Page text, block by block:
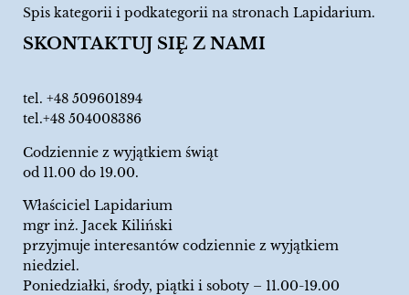
Spis kategorii i podkategorii na stronach Lapidarium.
SKONTAKTUJ SIĘ Z NAMI
tel. +48 509601894
tel.+48 504008386
Codziennie z wyjątkiem świąt
od 11.00 do 19.00.
Właściciel Lapidarium
mgr inż. Jacek Kiliński
przyjmuje interesantów codziennie z wyjątkiem
niedziel.
Poniedziałki, środy, piątki i soboty – 11.00-19.00